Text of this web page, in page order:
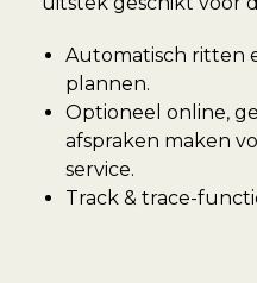
Automatisch ritten
plannen.
Optioneel online,
afspraken maken
service.
Track & trace-